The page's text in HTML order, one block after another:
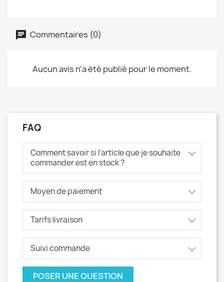
Commentaires (0)
Aucun avis n'a été publié pour le moment.
FAQ
Comment savoir si l'article que je souhaite
commander est en stock ?
Moyen de paiement
Tarifs livraison
Suivi commande
POSER UNE QUESTION